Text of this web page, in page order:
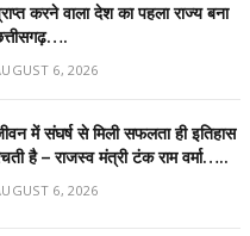
करने वाला देश का पहला राज्य बना
6, 2026
में संघर्ष से मिली सफलता ही इतिहास
है – राजस्व मंत्री टंक राम वर्मा…..
6, 2026